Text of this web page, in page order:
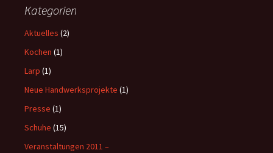
Kategorien
Aktuelles (2)
Kochen (1)
Larp (1)
Neue Handwerksprojekte (1)
Presse (1)
Schuhe (15)
Veranstaltungen 2011 –